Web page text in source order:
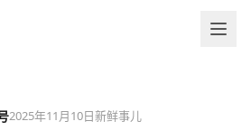
2025年11月10日新鲜事儿